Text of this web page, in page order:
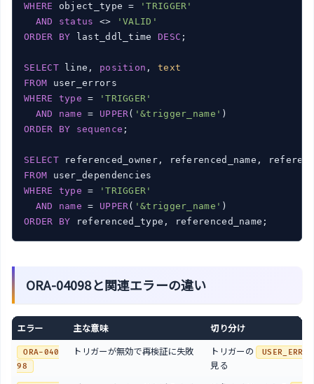
WHERE object_type =
'TRIGGER'
AND
status <>
'VALID'
ORDER
BY last_ddl_time DESC ;
SELECT line, position , text
FROM
WHERE
type =
'TRIGGER'
AND
name = UPPER( '&trigger_name'
ORDER
BY sequence ;
SELECT
FROM
WHERE
type =
'TRIGGER'
AND
name = UPPER( '&trigger_name'
ORDER
BY referenced_type, referenced_name;
ORA-04098と関連エラーの違い
エラー 主な意味 切り分け
ORA-040
98
トリガーが無効で再検証に失敗 トリガーの
見る